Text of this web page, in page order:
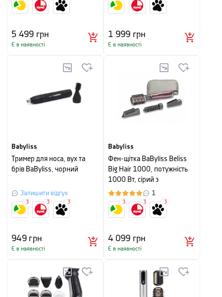
5 499 грн
Є в наявності
1 999 грн
Є в наявності
Babyliss
Тример для носа, вух та
брів BaByliss, чорний
Залишити відгук
949грн
Є в наявності
3 3 3
Babyliss
Фен-щітка BaByliss Beliss
Big Hair 1000, потужність
1000 Вт, сірий з
фіолетовим
1
4 099 грн
Є в наявності
3 3 3